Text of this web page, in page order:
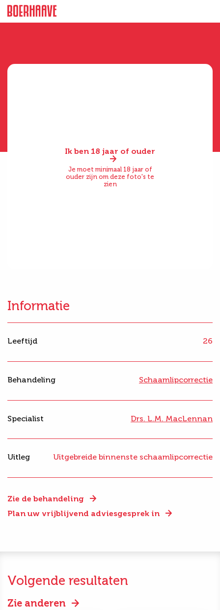
Ik ben 18 jaar of ouder
Je moet minimaal 18 jaar of
ouder zijn om deze foto's te
zien
Zie de behandeling
Plan uw vrijblijvend adviesgesprek in
Informatie
Leeftijd 26
Behandeling Schaamlipcorrectie
Specialist Drs. L.M. MacLennan
Uitleg Uitgebreide binnenste schaamlipcorrectie
Volgende resultaten
Zie anderen